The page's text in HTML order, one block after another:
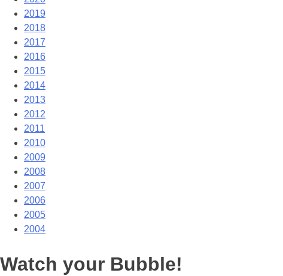
2019
2018
2017
2016
2015
2014
2013
2012
2011
2010
2009
2008
2007
2006
2005
2004
Watch your Bubble!